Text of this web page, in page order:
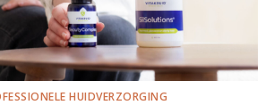
HUIDVERZORGING